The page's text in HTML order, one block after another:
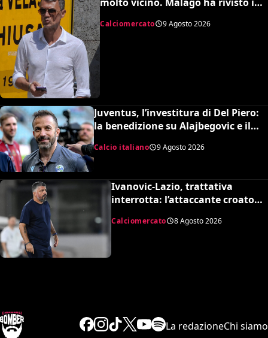
Calciomercato 9 Agosto 2026
Juventus, l’investitura di Del Piero:
la benedizione su Alajbegovic e il
fattore Spalletti per il ritorno in alto
Calcio italiano 9 Agosto 2026
Ivanovic-Lazio, trattativa
interrotta: l’attaccante croato
Calciomercato 8 Agosto 2026
La redazioneChi siamo